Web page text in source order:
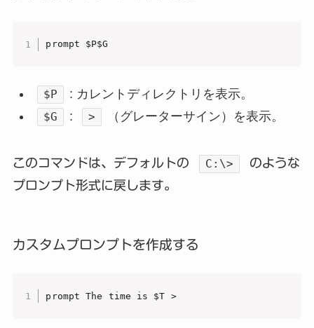
prompt $P$G
$P : カレントディレクトリを表示。
$G : > （グレーターサイン）を表示。
このコマンドは、デフォルトの C:\>
のような
プロンプト形式に戻します。
カスタムプロンプトを作成する
prompt The time is $T >